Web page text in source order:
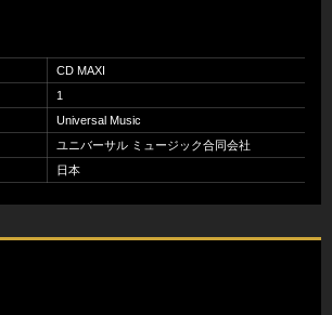
CD MAXI
1
Universal Music
ユニバーサル ミュージック合同会社
日本